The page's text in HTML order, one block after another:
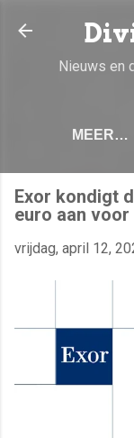
Nieuws en
MEER…
Exor kondigt
euro aan voor
vrijdag, april 12,